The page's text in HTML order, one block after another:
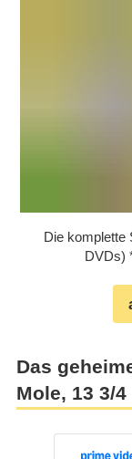
Die komplette
DVDs)
Das
Mole, 13 3/​